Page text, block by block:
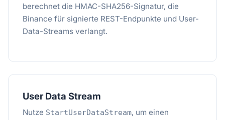
berechnet die HMAC-SHA256-Signatur, die
Binance für signierte REST-Endpunkte und User-
Data-Streams verlangt.
User Data Stream
Nutze StartUserDataStream, um einen